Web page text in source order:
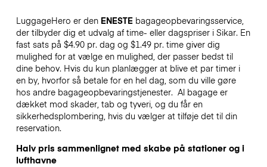
LuggageHero er den ENESTEbagageopbevaringsservice,
der tilbyder dig et udvalg af time- eller dagspriser i Sikar. En
fast sats på $4.90 pr. dag og $1.49 pr. time giver dig
mulighed for at vælge en mulighed, der passer bedst til
dine behov. Hvis du kun planlægger at blive et par timer i
en by, hvorfor så betale for en hel dag, som du ville gøre
hos andre bagageopbevaringstjenester. Al bagage er
dækket mod skader, tab og tyveri, og du får en
sikkerhedsplombering, hvis du vælger at tilføje det til din
reservation.
Halv pris sammenlignet med skabe på stationer og i
lufthavne